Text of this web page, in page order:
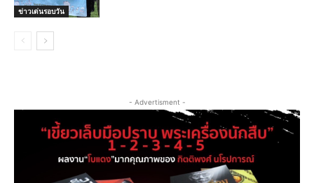
ข่าวเด่นรอบวัน
- Advertisment -